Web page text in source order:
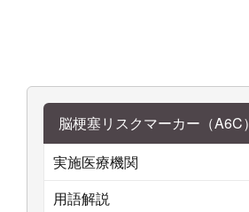
脳梗塞リスクマーカー（A6C）
実施医療機関
用語解説